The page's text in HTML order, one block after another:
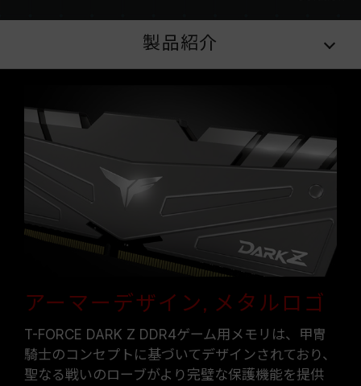
作し、例えばDDR4-2133/2400（またはそれ以
下）となります。これは正常な動作であり、製品
の欠陥ではありません。
マザーボードでは、指定された周波数に達しない
可能性があります。最大動作周波数は、システム
設定性によって決まります。
オーバークロック（XMP 2.0を有効化）は
JEDEC標準に準拠しておらず、システムの安定
性に影響を及ぼす可能性があります。オーバーク
ロックによる不安定性が発生した場合は、BIOS
の設定をデフォルトに戻してください。
メモリモジュールに表示されている周波数は「最
大対応周波数」であり、システムによって最大周
波数まで対応しない場合がございます。
するオーバークロック技術（XMP 2.0）をサポー
トしているかをご確認ください。対応していない
場合、メモリは指定のオーバークロック周波数に
製品紹介
アーマーデザイン, メタルロゴ
T-FORCE DARK Z DDR4ゲーム用メモリは、甲冑
騎士のコンセプトに基づいてデザインされており、
聖なる戦いのローブがより完璧な保護機能を提供